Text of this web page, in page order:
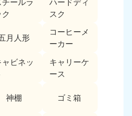
ク
スク
月人形
コーヒーメ
ーカー
ャビネッ
キャリーケ
ース
神棚 ゴミ箱
休
休
神奈川県
9:00〜19:00 年中無休